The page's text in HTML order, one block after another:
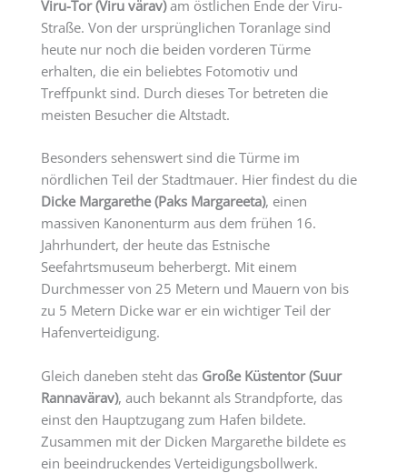
Viru-Tor (Viru värav)am östlichen Ende der Viru-
Straße. Von der ursprünglichen Toranlage sind
heute nur noch die beiden vorderen Türme
erhalten, die ein beliebtes Fotomotiv und
Treffpunkt sind. Durch dieses Tor betreten die
meisten Besucher die Altstadt.
Besonders sehenswert sind die Türme im
nördlichen Teil der Stadtmauer. Hier findest du die
Dicke Margarethe (Paks Margareeta), einen
massiven Kanonenturm aus dem frühen 16.
Jahrhundert, der heute das Estnische
Seefahrtsmuseum beherbergt. Mit einem
Durchmesser von 25 Metern und Mauern von bis
zu 5 Metern Dicke war er ein wichtiger Teil der
Hafenverteidigung.
Gleich daneben steht das Große Küstentor (Suur
Rannavärav), auch bekannt als Strandpforte, das
einst den Hauptzugang zum Hafen bildete.
Zusammen mit der Dicken Margarethe bildete es
ein beeindruckendes Verteidigungsbollwerk.